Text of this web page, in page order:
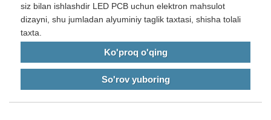
siz bilan ishlashdir LED PCB uchun elektron mahsulot
dizayni, shu jumladan alyuminiy taglik taxtasi, shisha tolali
taxta.
Ko'proq o'qing
So'rov yuboring